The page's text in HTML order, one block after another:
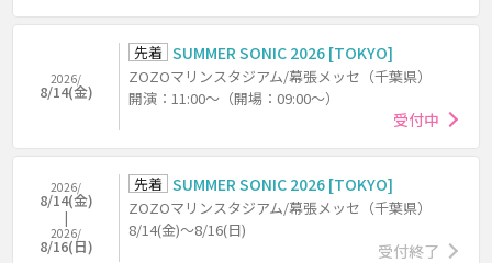
2026/
8/14(金)
先着 SUMMER SONIC 2026 [TOKYO]
ZOZOマリンスタジアム/幕張メッセ（千葉県）
開演：11:00～（開場：09:00～）
受付中
2026/
8/14(金)
2026/
8/16(日)
先着 SUMMER SONIC 2026 [TOKYO]
ZOZOマリンスタジアム/幕張メッセ（千葉県）
8/14(金)～8/16(日)
受付終了